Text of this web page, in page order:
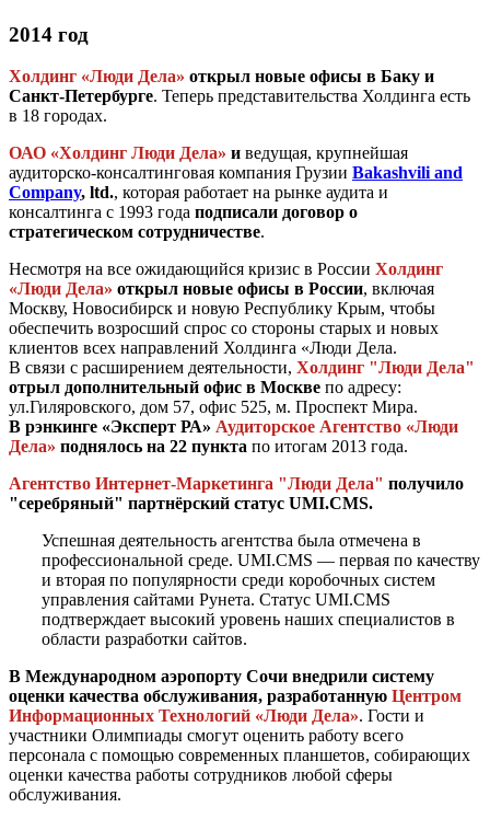
2014 год
Холдинг «Люди Дела» открыл новые офисы в Баку и
Санкт-Петербурге. Теперь представительства Холдинга есть
в 18 городах.
ОАО «Холдинг Люди Дела» и ведущая, крупнейшая
аудиторско-консалтинговая компания Грузии Bakashvili and
Company, ltd., которая работает на рынке аудита и
консалтинга с 1993 года подписали договор о
стратегическом сотрудничестве.
Несмотря на все ожидающийся кризис в России Холдинг
«Люди Дела» открыл новые офисы в России, включая
Москву, Новосибирск и новую Республику Крым, чтобы
обеспечить возросший спрос со стороны старых и новых
клиентов всех направлений Холдинга «Люди Дела.
В связи с расширением деятельности, Холдинг "Люди Дела"
отрыл дополнительный офис в Москве по адресу:
ул.Гиляровского, дом 57, офис 525, м. Проспект Мира.
В рэнкинге «Эксперт РА» Аудиторское Агентство «Люди
Дела» поднялось на 22 пункта по итогам 2013 года.
Агентство Интернет-Маркетинга "Люди Дела" получило
"серебряный" партнёрский статус UMI.CMS.
Успешная деятельность агентства была отмечена в
профессиональной среде. UMI.CMS — первая по качеству
и вторая по популярности среди коробочных систем
управления сайтами Рунета. Статус UMI.CMS
подтверждает высокий уровень наших специалистов в
области разработки сайтов.
В Международном аэропорту Сочи внедрили систему
оценки качества обслуживания, разработанную Центром
Информационных Технологий «Люди Дела». Гости и
участники Олимпиады смогут оценить работу всего
персонала с помощью современных планшетов, собирающих
оценки качества работы сотрудников любой сферы
обслуживания.